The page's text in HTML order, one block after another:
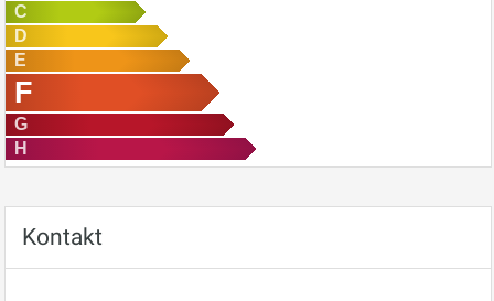
C
D
E
F
G
H
Kontakt